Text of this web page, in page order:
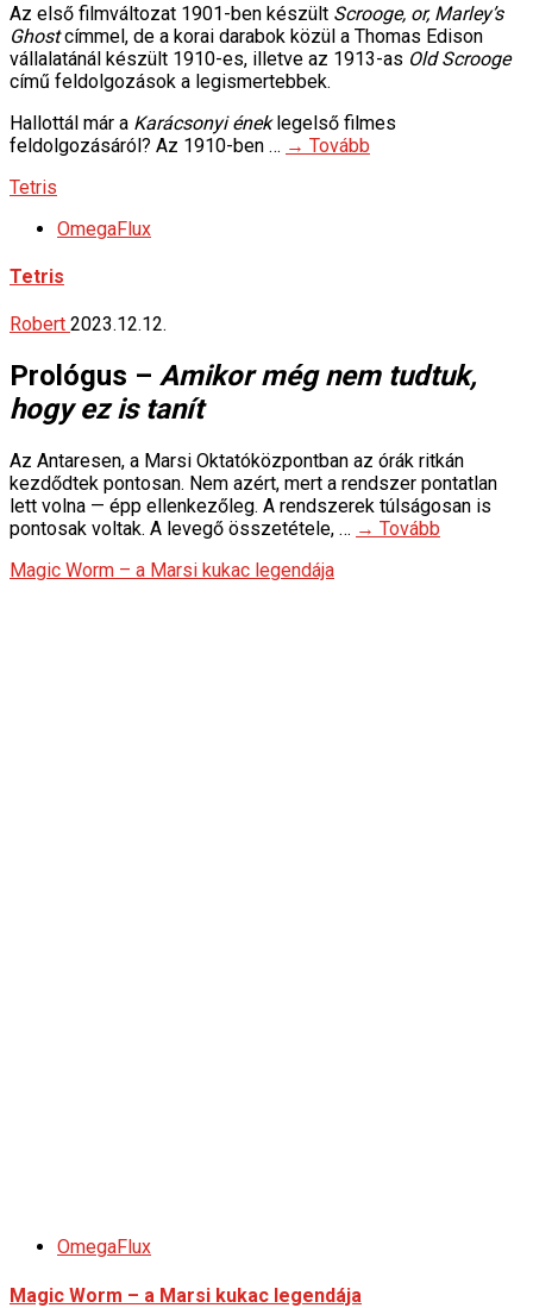
Az első filmváltozat 1901-ben készült Scrooge, or, Marley’s
Ghostcímmel, de a korai darabok közül a Thomas Edison
vállalatánál készült 1910-es, illetve az 1913-as Old Scrooge
című feldolgozások a legismertebbek.
Hallottál már a Karácsonyi éneklegelső filmes
feldolgozásáról? Az 1910-ben … → Tovább
Tetris
OmegaFlux
Tetris
Robert 2023.12.12.
Prológus – Amikor még nem tudtuk,
hogy ez is tanít
Az Antaresen, a Marsi Oktatóközpontban az órák ritkán
kezdődtek pontosan. Nem azért, mert a rendszer pontatlan
lett volna — épp ellenkezőleg. A rendszerek túlságosan is
pontosak voltak. A levegő összetétele, … → Tovább
Magic Worm – a Marsi kukac legendája
OmegaFlux
Magic Worm – a Marsi kukac legendája